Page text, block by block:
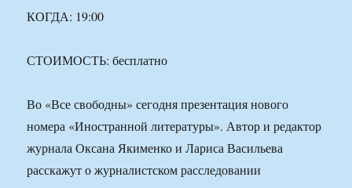
КОГДА: 19:00
СТОИМОСТЬ: бесплатно
Во «Все свободны» сегодня презентация нового
номера «Иностранной литературы». Автор и редактор
журнала Оксана Якименко и Лариса Васильева
расскажут о журналистском расследовании